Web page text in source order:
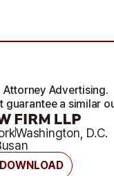
DOWNLOAD
Washington, D.C.
Advertising.
guarantee a similar